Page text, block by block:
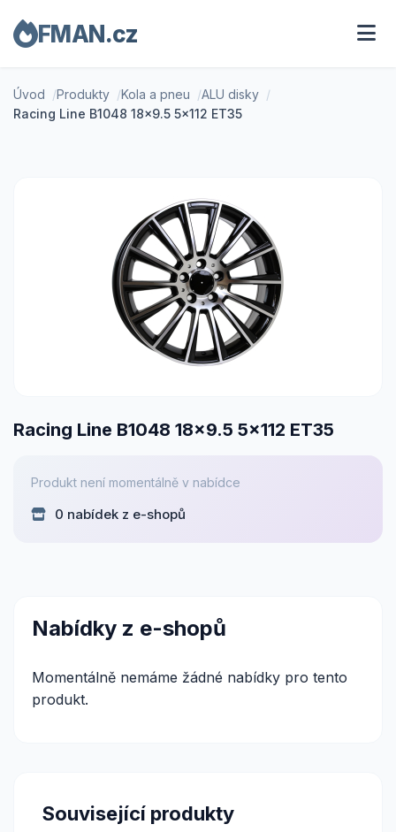
FMAN.cz
Úvod Produkty Kola a pneu
ALU disky
Racing Line B1048 18x9.5 5x112 ET35
Racing Line B1048 18x9.5 5x112 ET35
Produkt není momentálně v nabídce
0 nabídek z e-shopů
Nabídky z e-shopů
Momentálně nemáme žádné nabídky pro tento
produkt.
Související produkty